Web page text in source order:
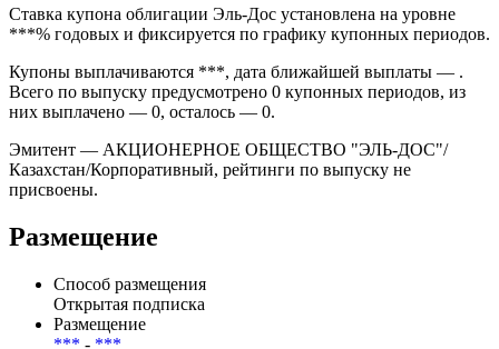
рынке в формате *** через ***. Погашение запланировано на
*** и предусмотрено условиями выпуска без амортизации
Ставка купона облигации Эль-Дос установлена на уровне
***% годовых и фиксируется по графику купонных периодов.
Купоны выплачиваются ***, дата ближайшей выплаты — .
Всего по выпуску предусмотрено 0 купонных периодов, из
них выплачено — 0, осталось — 0.
Эмитент — АКЦИОНЕРНОЕ ОБЩЕСТВО "ЭЛЬ-ДОС"/
Казахстан/Корпоративный, рейтинги по выпуску не
Размещение